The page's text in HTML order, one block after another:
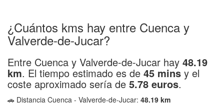
¿Cuántos kms hay entre Cuenca y
Valverde-de-Jucar?
Entre Cuenca y Valverde-de-Jucar hay 48.19
km. El tiempo estimado es de 45 mins y el
coste aproximado sería de 5.78 euros.
🚗 Distancia Cuenca - Valverde-de-Jucar: 48.19 km